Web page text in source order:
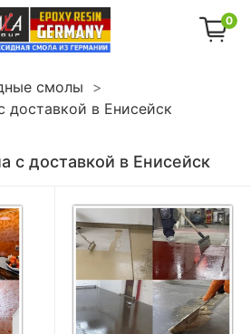
0
смолы
доставкой в Енисейск
с доставкой в Енисейск